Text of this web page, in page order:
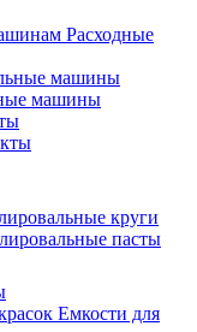
Расходные
машины
круги
пасты
Емкости для